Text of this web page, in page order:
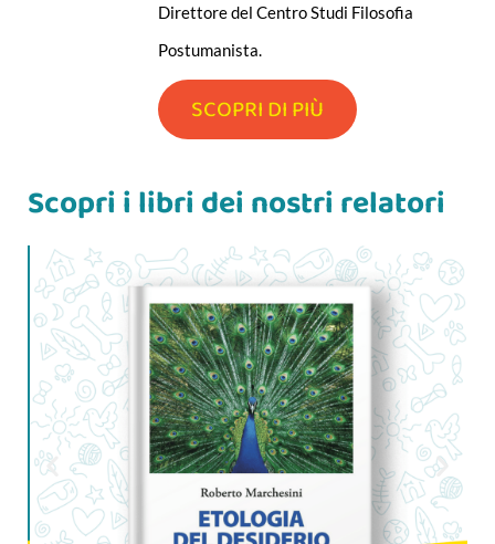
Direttore del Centro Studi Filosofia
Postumanista.
SCOPRI DI PIÙ
Scopri i libri dei nostri relatori